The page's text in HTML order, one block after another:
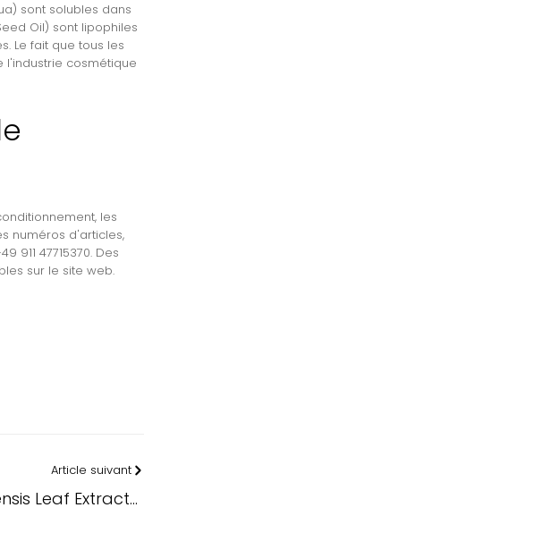
sont solubles dans
Oil) sont lipophiles
Le fait que tous les
l'industrie cosmétique
les
numéros d'articles,
911 47715370. Des
sur le site web.
Article suivant
Leaf Extract) :